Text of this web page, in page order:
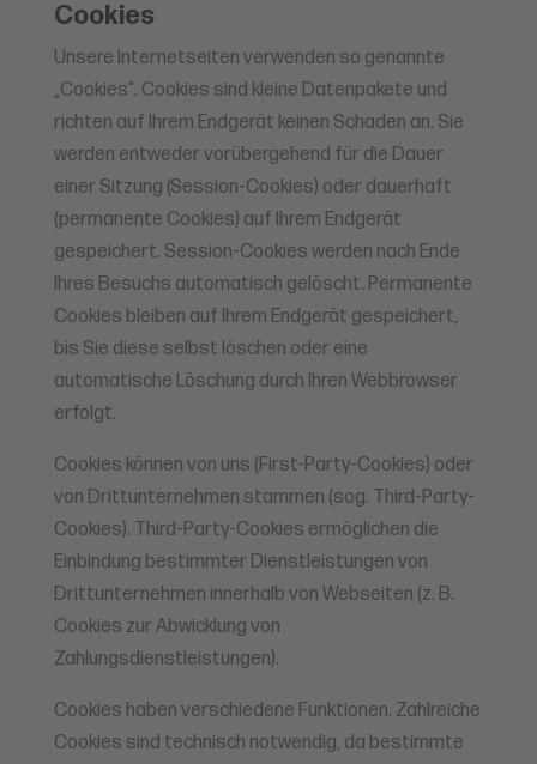
Cookies
Unsere Internetseiten verwenden so genannte
„Cookies“. Cookies sind kleine Datenpakete und
richten auf Ihrem Endgerät keinen Schaden an. Sie
werden entweder vorübergehend für die Dauer
einer Sitzung (Session-Cookies) oder dauerhaft
(permanente Cookies) auf Ihrem Endgerät
gespeichert. Session-Cookies werden nach Ende
Ihres Besuchs automatisch gelöscht. Permanente
Cookies bleiben auf Ihrem Endgerät gespeichert,
bis Sie diese selbst löschen oder eine
automatische Löschung durch Ihren Webbrowser
erfolgt.
Cookies können von uns (First-Party-Cookies) oder
von Drittunternehmen stammen (sog. Third-Party-
Cookies). Third-Party-Cookies ermöglichen die
Einbindung bestimmter Dienstleistungen von
Drittunternehmen innerhalb von Webseiten (z. B.
Cookies zur Abwicklung von
Zahlungsdienstleistungen).
Cookies haben verschiedene Funktionen. Zahlreiche
Cookies sind technisch notwendig, da bestimmte